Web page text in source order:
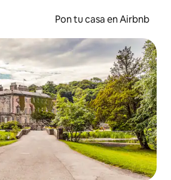
Pon tu casa en Airbnb